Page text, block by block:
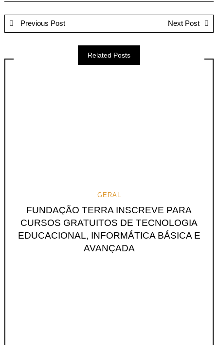
Previous Post Next Post
Related Posts
GERAL
FUNDAÇÃO TERRA INSCREVE PARA
CURSOS GRATUITOS DE TECNOLOGIA
EDUCACIONAL, INFORMÁTICA BÁSICA E
AVANÇADA